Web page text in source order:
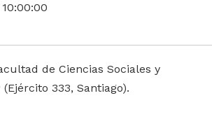
de Ciencias Sociales y
333, Santiago).